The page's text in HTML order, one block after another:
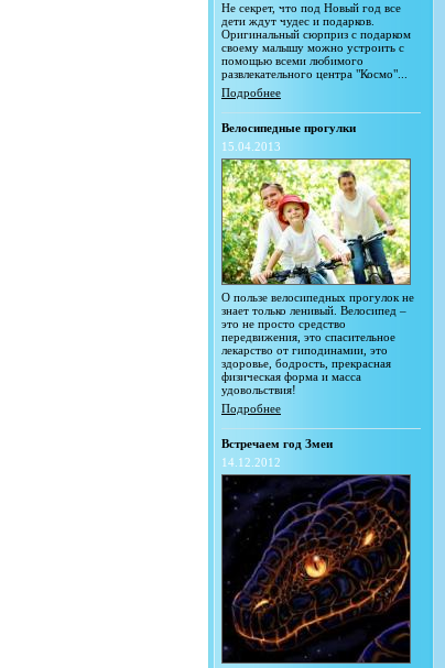
Не секрет, что под Новый год все
дети ждут чудес и подарков.
Оригинальный сюрприз с подарком
своему малышу можно устроить с
помощью всеми любимого
развлекательного центра "Космо"...
Подробнее
Велосипедные прогулки
15.04.2013
О пользе велосипедных прогулок не
знает только ленивый. Велосипед –
это не просто средство
передвижения, это спасительное
лекарство от гиподинамии, это
здоровье, бодрость, прекрасная
физическая форма и масса
удовольствия!
Подробнее
Встречаем год Змеи
14.12.2012